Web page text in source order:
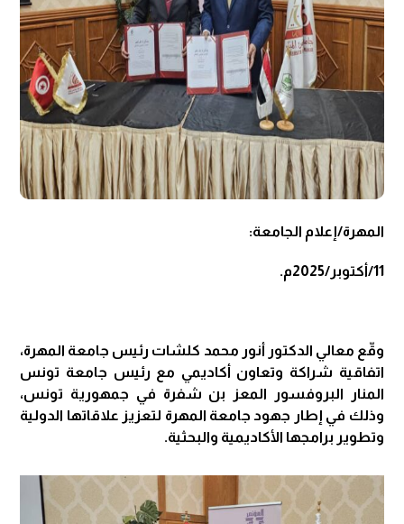
المهرة/إعلام الجامعة:
11/أكتوبر/2025م.
وقّع معالي الدكتور أنور محمد كلشات رئيس جامعة المهرة،
اتفاقية شراكة وتعاون أكاديمي مع رئيس جامعة تونس
المنار البروفسور المعز بن شفرة في جمهورية تونس،
وذلك في إطار جهود جامعة المهرة لتعزيز علاقاتها الدولية
وتطوير برامجها الأكاديمية والبحثية.